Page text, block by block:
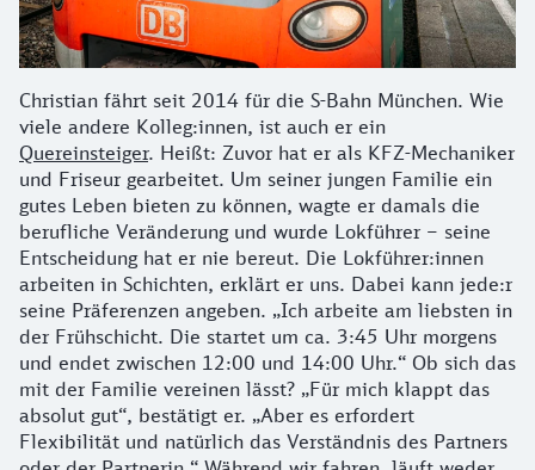
Christian fährt seit 2014 für die S-Bahn München. Wie
viele andere Kolleg:innen, ist auch er ein
Quereinsteiger. Heißt: Zuvor hat er als KFZ-Mechaniker
und Friseur gearbeitet. Um seiner jungen Familie ein
gutes Leben bieten zu können, wagte er damals die
berufliche Veränderung und wurde Lokführer – seine
Entscheidung hat er nie bereut. Die Lokführer:innen
arbeiten in Schichten, erklärt er uns. Dabei kann jede:r
seine Präferenzen angeben. „Ich arbeite am liebsten in
der Frühschicht. Die startet um ca. 3:45 Uhr morgens
und endet zwischen 12:00 und 14:00 Uhr.“ Ob sich das
mit der Familie vereinen lässt? „Für mich klappt das
absolut gut“, bestätigt er. „Aber es erfordert
Flexibilität und natürlich das Verständnis des Partners